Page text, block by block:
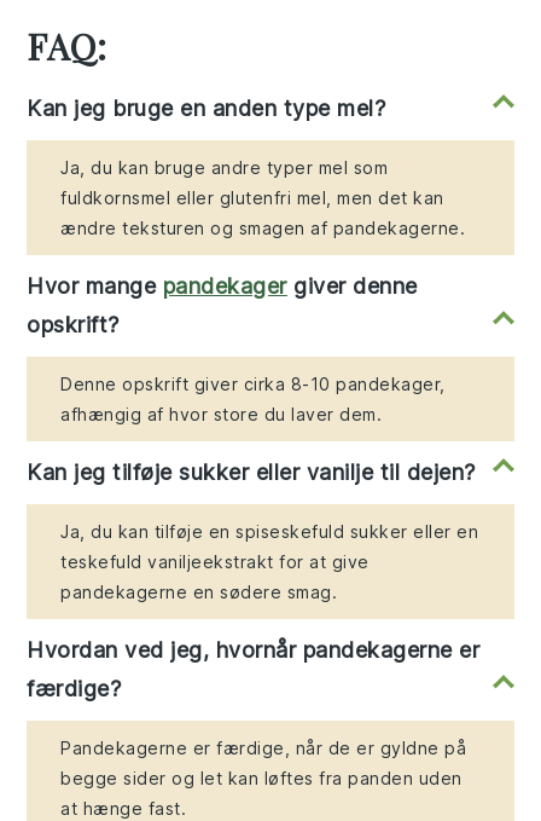
FAQ:
Kan jeg bruge en anden type mel?
Ja, du kan bruge andre typer mel som
fuldkornsmel eller glutenfri mel, men det kan
ændre teksturen og smagen af pandekagerne.
Hvor mange pandekagergiver denne
opskrift?
Denne opskrift giver cirka 8-10 pandekager,
afhængig af hvor store du laver dem.
Kan jeg tilføje sukker eller vanilje til dejen?
Ja, du kan tilføje en spiseskefuld sukker eller en
teskefuld vaniljeekstrakt for at give
pandekagerne en sødere smag.
Hvordan ved jeg, hvornår pandekagerne er
færdige?
Pandekagerne er færdige, når de er gyldne på
begge sider og let kan løftes fra panden uden
at hænge fast.